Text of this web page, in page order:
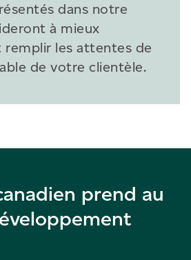
dans notre
à mieux
les attentes de
de votre clientèle.
prend au